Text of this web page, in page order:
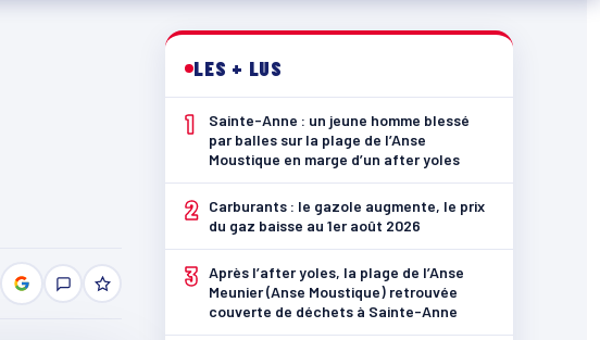
LES + LUS
1
Sainte-Anne : un jeune homme blessé
par balles sur la plage de l’Anse
Moustique en marge d’un after yoles
2
Carburants : le gazole augmente, le prix
du gaz baisse au 1er août 2026
3 Après l’after yoles, la plage de l’Anse
Meunier (Anse Moustique) retrouvée
couverte de déchets à Sainte-Anne